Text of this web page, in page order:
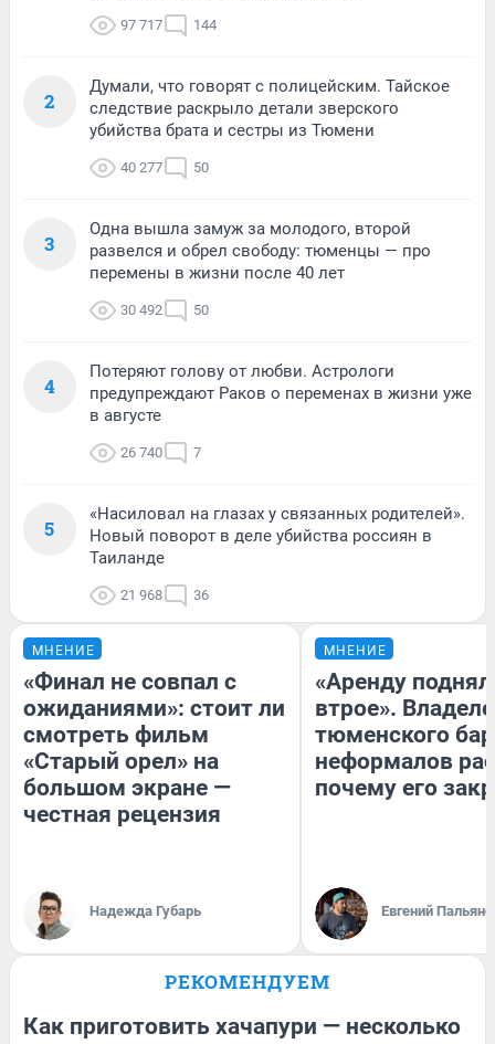
97 717 144
2
Думали, что говорят с полицейским. Тайское
следствие раскрыло детали зверского
убийства брата и сестры из Тюмени
40 277 50
3
Одна вышла замуж за молодого, второй
развелся и обрел свободу: тюменцы — про
перемены в жизни после 40 лет
30 492 50
4
Потеряют голову от любви. Астрологи
предупреждают Раков о переменах в жизни уже
в августе
26 740 7
5
«Насиловал на глазах у связанных родителей».
Новый поворот в деле убийства россиян в
Таиланде
21 968 36
МНЕНИЕ
«Финал не совпал с
ожиданиями»: стоит ли
смотреть фильм
«Старый орел» на
большом экране —
честная рецензия
Надежда Губарь
МНЕНИЕ
«Аренду
втрое».
тюменского
неформалов
почему его
Евгений
РЕКОМЕНДУЕМ
Как приготовить хачапури — несколько